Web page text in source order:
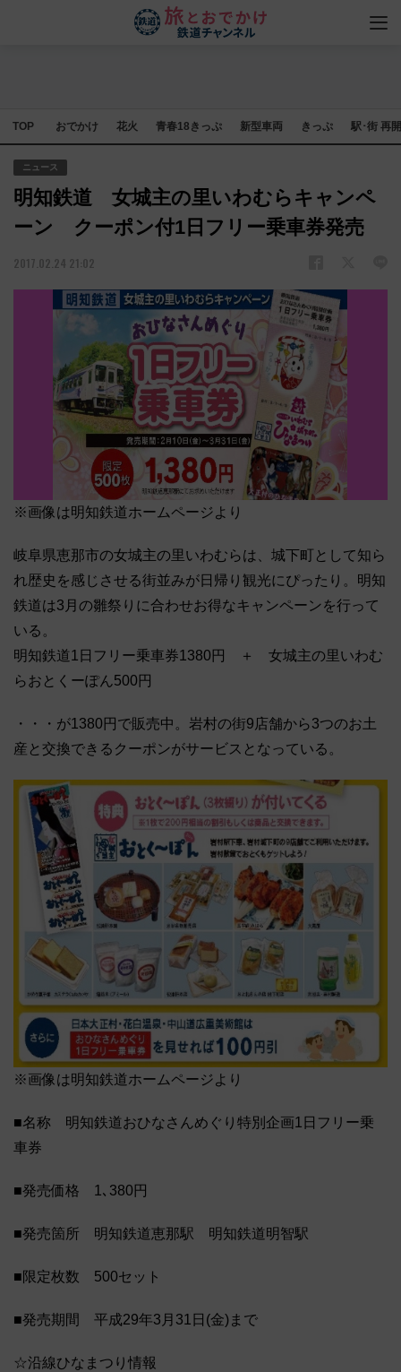
TOP おでかけ 花火 青春18きっぷ 新型車両 きっぷ 駅･街 再
ニュース
明知鉄道 女城主の里いわむらキャンペ
ーン クーポン付1日フリー乗車券発売
2017.02.24 21:02
※画像は明知鉄道ホームページより
岐阜県恵那市の女城主の里いわむらは、城下町として知ら
れ歴史を感じさせる街並みが日帰り観光にぴったり。明知
鉄道は3月の雛祭りに合わせお得なキャンペーンを行って
いる。
明知鉄道1日フリー乗車券1380円 ＋ 女城主の里いわむ
らおとくーぽん500円
・・・が1380円で販売中。岩村の街9店舗から3つのお土
産と交換できるクーポンがサービスとなっている。
※画像は明知鉄道ホームページより
■名称 明知鉄道おひなさんめぐり特別企画1日フリー乗
車券
■発売価格 1､380円
■発売箇所 明知鉄道恵那駅 明知鉄道明智駅
■限定枚数 500セット
■発売期間 平成29年3月31日(金)まで
☆沿線ひなまつり情報